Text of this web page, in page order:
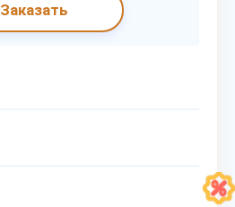
Заказать